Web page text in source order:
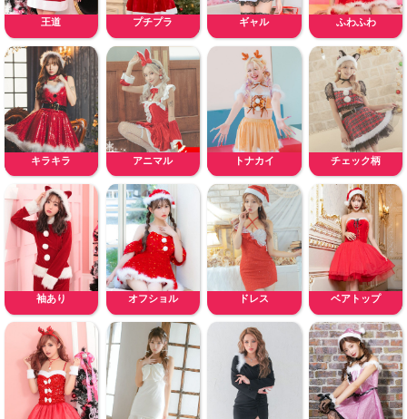
王道 プチプラ ギャル ふわふわ
キラキラ アニマル トナカイ チェック柄
袖あり オフショル ドレス ベアトップ